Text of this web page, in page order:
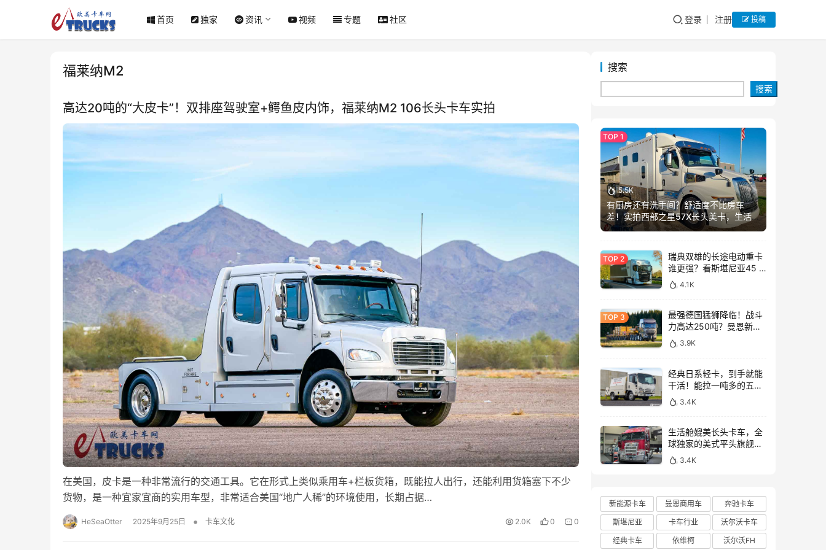
首页 独家 资讯 视频 专题 社区 登录 注册 投稿
福莱纳M2
高达20吨的“大皮卡”！双排座驾驶室+鳄鱼皮内饰，福莱纳M2 106长头卡车实拍
在美国，皮卡是一种非常流行的交通工具。它在形式上类似乘用车+栏板货箱，既能拉人出行，还能利用货箱塞下不少
货物，是一种宜家宜商的实用车型，非常适合美国“地广人稀”的环境使用，长期占据…
HeSeaOtter 2025年9月25日 • 卡车文化 2.0K 0 0
搜索
搜索
5.5K
有厨房还有洗手间？舒适度不比房车
差！实拍西部之星57X长头美卡，生活舱
加长这么多？
瑞典双雄的长途电动重卡
谁更强？看斯堪尼亚45 R
与沃尔沃FH Aero Electric
同台竞技！
4.1K
最强德国猛狮降临！战斗
力高达250吨？曼恩新款
TGX大件牵引车深入解析
3.9K
经典日系轻卡，到手就能
干活！能拉一吨多的五十
铃NLR工作车实拍
3.4K
生活舱媲美长头卡车，全
球独家的美式平头旗舰！
亮相布里斯班卡车展的肯
沃斯K220牵引车实拍
3.4K
新能源卡车 曼恩商用车
奔驰卡车
斯堪尼亚
卡车行业
沃尔沃卡车
经典卡车
依维柯 沃尔沃FH